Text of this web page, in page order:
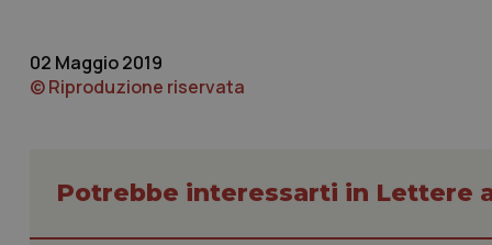
02 Maggio 2019
© Riproduzione riservata
Potrebbe interessarti in Lettere